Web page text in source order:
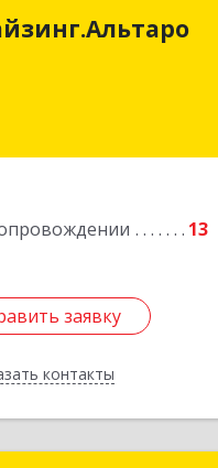
13
заявку
контакты
обл, Нелидово г,
ул, дом № 22, оф.1
заявку
Назад